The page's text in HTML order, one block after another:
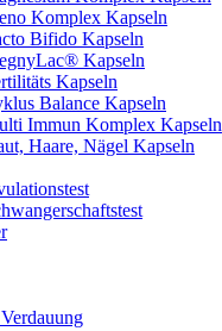
Komplex Kapseln
Bifido Kapseln
Kapseln
Kapseln
Balance Kapseln
Immun Komplex Kapseln
Haare, Nägel Kapseln